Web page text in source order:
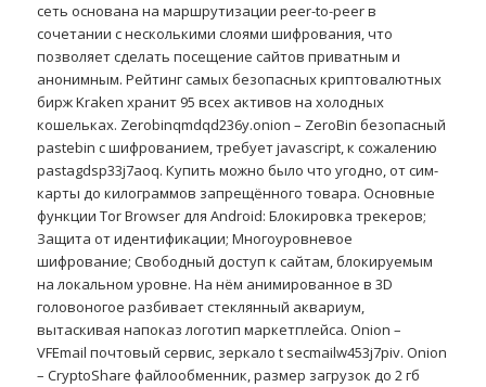
сеть основана на маршрутизации peer-to-peer в
сочетании с несколькими слоями шифрования, что
позволяет сделать посещение сайтов приватным и
анонимным. Рейтинг самых безопасных криптовалютных
бирж Kraken хранит 95 всех активов на холодных
кошельках. Zerobinqmdqd236y.onion – ZeroBin безопасный
pastebin с шифрованием, требует javascript, к сожалению
pastagdsp33j7aoq. Купить можно было что угодно, от сим-
карты до килограммов запрещённого товара. Основные
функции Tor Browser для Android: Блокировка трекеров;
Защита от идентификации; Многоуровневое
шифрование; Свободный доступ к сайтам, блокируемым
на локальном уровне. На нём анимированное в 3D
головоногое разбивает стеклянный аквариум,
вытаскивая напоказ логотип маркетплейса. Onion –
VFEmail почтовый сервис, зеркало t secmailw453j7piv. Onion
– CryptoShare файлообменник, размер загрузок до 2 гб